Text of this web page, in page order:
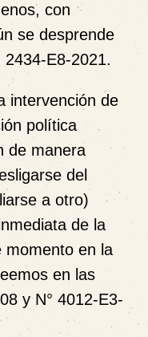
con
se desprende
2434-E8-2021.
intervención de
política
de manera
del
a otro)
de la
momento en la
en las
y N° 4012-E3-